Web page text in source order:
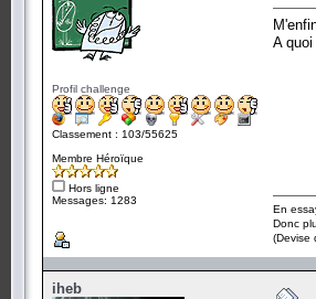
Profil challenge
Classement : 103/55625
Membre Héroïque
Hors ligne
Messages: 1283
A
En
Donc
(Devise
iheb